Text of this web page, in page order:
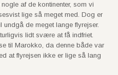
af de kontinenter, som vi
lige så meget med. Dog er
de meget lange flyrejser.
lidt svære at få indfriet.
til Marokko, da denne både var
at flyrejsen ikke er lige så lang